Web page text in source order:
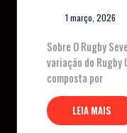
1 março, 2026
Sobre O Rugby
variação do Rugby
composta por
LEIA MAIS